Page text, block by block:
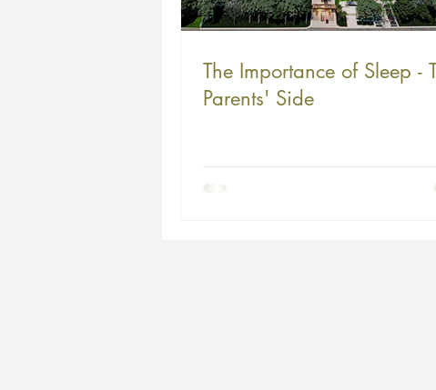
The Importance of Sleep -
Parents' Side